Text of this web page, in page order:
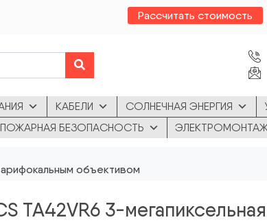
Рассчитать стоимость
КАБЕЛИ СОЛНЕЧНАЯ ЭНЕРГИЯ
ПОЖАРНАЯ БЕЗОПАСНОСТЬ
объективом
TA42VR6 3-